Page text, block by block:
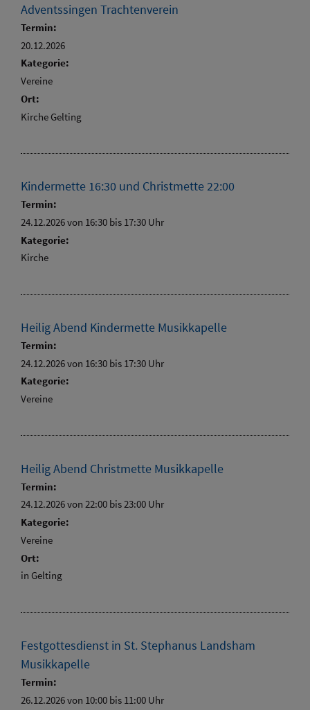
Adventssingen Trachtenverein
Termin:
20.12.2026
Kategorie:
Vereine
Ort:
Kirche Gelting
Kindermette 16:30 und Christmette 22:00
Termin:
24.12.2026 von 16:30 bis 17:30 Uhr
Kategorie:
Kirche
Heilig Abend Kindermette Musikkapelle
Termin:
24.12.2026 von 16:30 bis 17:30 Uhr
Kategorie:
Vereine
Heilig Abend Christmette Musikkapelle
Termin:
24.12.2026 von 22:00 bis 23:00 Uhr
Kategorie:
Vereine
Ort:
in Gelting
Festgottesdienst in St. Stephanus Landsham
Musikkapelle
Termin:
26.12.2026 von 10:00 bis 11:00 Uhr